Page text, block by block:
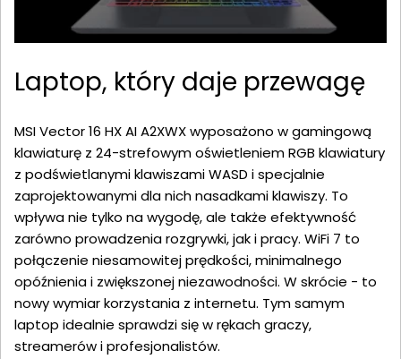
Laptop, który daje przewagę
MSI Vector 16 HX AI A2XWX wyposażono w gamingową
klawiaturę z 24-strefowym oświetleniem RGB klawiatury
z podświetlanymi klawiszami WASD i specjalnie
zaprojektowanymi dla nich nasadkami klawiszy. To
wpływa nie tylko na wygodę, ale także efektywność
zarówno prowadzenia rozgrywki, jak i pracy. WiFi 7 to
połączenie niesamowitej prędkości, minimalnego
opóźnienia i zwiększonej niezawodności. W skrócie - to
nowy wymiar korzystania z internetu. Tym samym
laptop idealnie sprawdzi się w rękach graczy,
streamerów i profesjonalistów.